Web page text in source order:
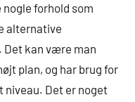
forhold som
alternative
Det kan være man
plan, og har brug for
Det er noget